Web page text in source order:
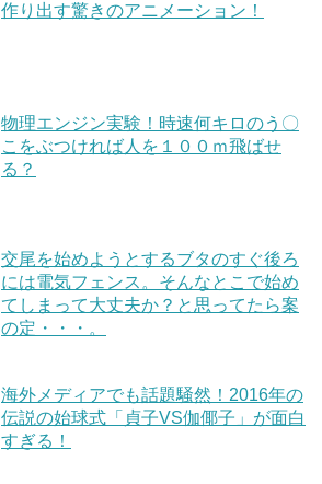
作り出す驚きのアニメーション！
物理エンジン実験！時速何キロのう〇
こをぶつければ人を１００ｍ飛ばせ
る？
交尾を始めようとするブタのすぐ後ろ
には電気フェンス。そんなとこで始め
てしまって大丈夫か？と思ってたら案
の定・・・。
海外メディアでも話題騒然！2016年の
伝説の始球式「貞子VS伽倻子」が面白
すぎる！